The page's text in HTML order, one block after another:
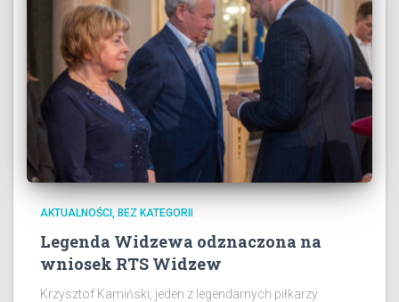
AKTUALNOŚCI BEZ KATEGORII
Legenda Widzewa odznaczona na
wniosek RTS Widzew
Krzysztof Kamiński, jeden z legendarnych piłkarzy